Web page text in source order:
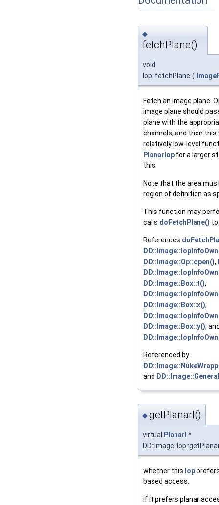
◆
fetchPlane()
void
Iop::fetchPlane (
Fetch an image plane.
image plane should
plane with the
channels, and then this
relatively low-level
PlanarIop for a larger
this.
Note that the area
region of definition as
This function may
calls doFetchPlane()
References
DD::Image::Op::open(),
DD::Image::Box::t(),
DD::Image::Box::x(),
DD::Image::Box::y(),
Referenced by
and
◆getPlanarI()
virtual PlanarI *
whether this Iop
based access.
if it prefers planar